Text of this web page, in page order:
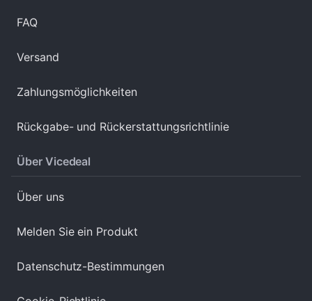
FAQ
Versand
Zahlungsmöglichkeiten
Rückgabe- und Rückerstattungsrichtlinie
Über Vicedeal
Über uns
Melden Sie ein Produkt
Datenschutz-Bestimmungen